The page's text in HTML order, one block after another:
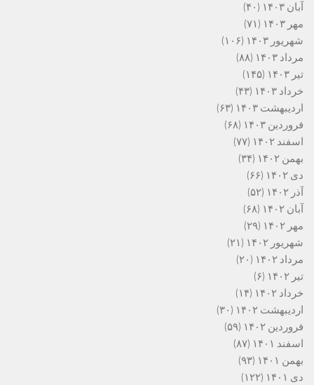
آبان ۱۴۰۳
(۴۰)
مهر ۱۴۰۳
(۷۱)
شهریور ۱۴۰۳
(۱۰۶)
مرداد ۱۴۰۳
(۸۸)
تیر ۱۴۰۳
(۱۴۵)
خرداد ۱۴۰۳
(۴۳)
اردیبهشت ۱۴۰۳
(۶۳)
فروردین ۱۴۰۳
(۶۸)
اسفند ۱۴۰۲
(۷۷)
بهمن ۱۴۰۲
(۳۴)
دی ۱۴۰۲
(۶۶)
آذر ۱۴۰۲
(۵۲)
آبان ۱۴۰۲
(۶۸)
مهر ۱۴۰۲
(۲۹)
شهریور ۱۴۰۲
(۲۱)
مرداد ۱۴۰۲
(۲۰)
تیر ۱۴۰۲
(۶)
خرداد ۱۴۰۲
(۱۴)
اردیبهشت ۱۴۰۲
(۳۰)
فروردین ۱۴۰۲
(۵۹)
اسفند ۱۴۰۱
(۸۷)
بهمن ۱۴۰۱
(۹۳)
دی ۱۴۰۱
(۱۲۲)